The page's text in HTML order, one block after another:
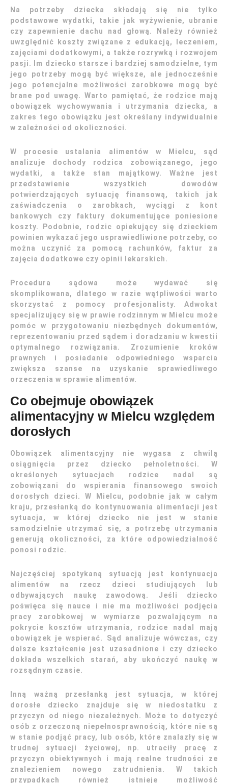
Na potrzeby dziecka składają się nie tylko
podstawowe wydatki, takie jak wyżywienie, ubranie
czy zapewnienie dachu nad głową. Należy również
uwzględnić koszty związane z edukacją, leczeniem,
zajęciami dodatkowymi, a także rozrywką i rozwojem
pasji. Im dziecko starsze i bardziej samodzielne, tym
jego potrzeby mogą być większe, ale jednocześnie
jego potencjalne możliwości zarobkowe mogą być
brane pod uwagę. Warto pamiętać, że rodzice mają
obowiązek wychowywania i utrzymania dziecka, a
zakres tego obowiązku jest określany indywidualnie
w zależności od okoliczności.
W procesie ustalania alimentów w Mielcu, sąd
analizuje dochody rodzica zobowiązanego, jego
wydatki, a także stan majątkowy. Ważne jest
przedstawienie wszystkich dowodów
potwierdzających sytuację finansową, takich jak
zaświadczenia o zarobkach, wyciągi z kont
bankowych czy faktury dokumentujące poniesione
koszty. Podobnie, rodzic opiekujący się dzieckiem
powinien wykazać jego usprawiedliwione potrzeby, co
można uczynić za pomocą rachunków, faktur za
zajęcia dodatkowe czy opinii lekarskich.
Procedura sądowa może wydawać się
skomplikowana, dlatego w razie wątpliwości warto
skorzystać z pomocy profesjonalisty. Adwokat
specjalizujący się w prawie rodzinnym w Mielcu może
pomóc w przygotowaniu niezbędnych dokumentów,
reprezentowaniu przed sądem i doradzaniu w kwestii
optymalnego rozwiązania. Zrozumienie kroków
prawnych i posiadanie odpowiedniego wsparcia
zwiększa szanse na uzyskanie sprawiedliwego
orzeczenia w sprawie alimentów.
Co obejmuje obowiązek
alimentacyjny w Mielcu względem
dorosłych
Obowiązek alimentacyjny nie wygasa z chwilą
osiągnięcia przez dziecko pełnoletności. W
określonych sytuacjach rodzice nadal są
zobowiązani do wspierania finansowego swoich
dorosłych dzieci. W Mielcu, podobnie jak w całym
kraju, przesłanką do kontynuowania alimentacji jest
sytuacja, w której dziecko nie jest w stanie
samodzielnie utrzymać się, a potrzebę utrzymania
generują okoliczności, za które odpowiedzialność
ponosi rodzic.
Najczęściej spotykaną sytuacją jest kontynuacja
alimentów na rzecz dzieci studiujących lub
odbywających naukę zawodową. Jeśli dziecko
poświęca się nauce i nie ma możliwości podjęcia
pracy zarobkowej w wymiarze pozwalającym na
pokrycie kosztów utrzymania, rodzice nadal mają
obowiązek je wspierać. Sąd analizuje wówczas, czy
dalsze kształcenie jest uzasadnione i czy dziecko
dokłada wszelkich starań, aby ukończyć naukę w
rozsądnym czasie.
Inną ważną przesłanką jest sytuacja, w której
dorosłe dziecko znajduje się w niedostatku z
przyczyn od niego niezależnych. Może to dotyczyć
osób z orzeczoną niepełnosprawnością, które nie są
w stanie podjąć pracy, lub osób, które znalazły się w
trudnej sytuacji życiowej, np. utraciły pracę z
przyczyn obiektywnych i mają realne trudności ze
znalezieniem nowego zatrudnienia. W takich
przypadkach również istnieje możliwość